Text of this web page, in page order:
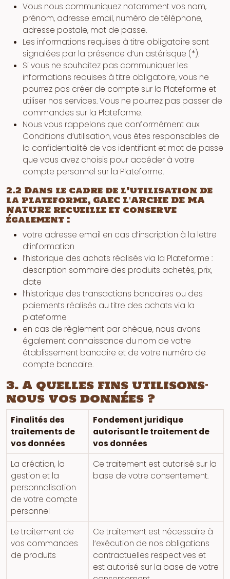
Vous nous communiquez notamment vos nom,
prénom, adresse email, numéro de téléphone,
adresse postale, mot de passe.
Les informations requises à titre obligatoire sont
signalées par la présence d’un astérisque (*).
Si vous ne souhaitez pas communiquer les
informations requises à titre obligatoire, vous ne
pourrez pas créer de compte sur la Plateforme et
utiliser nos services. Vous ne pourrez pas passer de
commandes sur la Plateforme.
Nous vous rappelons que conformément aux
Conditions d’utilisation, vous êtes responsables de
la confidentialité de vos identifiant et mot de passe
que vous avez choisis pour accéder à votre
compte personnel sur la Plateforme.
2.2 Dans le cadre de l’utilisation de
la plateforme, GAEC L'ARCHE DE MA
NATURE recueille et conserve
également :
votre adresse email en cas d’inscription à la lettre
d’information
l’historique des achats réalisés via la Plateforme :
description sommaire des produits achetés, prix,
date
l’historique des transactions bancaires ou des
paiements réalisés au titre des achats via la
plateforme
en cas de règlement par chèque, nous avons
également connaissance du nom de votre
établissement bancaire et de votre numéro de
compte bancaire.
3. A quelles fins utilisons-
nous vos données ?
Finalités des
traitements de
vos données
Fondement juridique
autorisant le traitement de
vos données
La création, la
gestion et la
personnalisation
de votre compte
personnel
Ce traitement est autorisé sur la
base de votre consentement.
Le traitement de
vos commandes
de produits
Ce traitement est nécessaire à
l’exécution de nos obligations
contractuelles respectives et
est autorisé sur la base de votre